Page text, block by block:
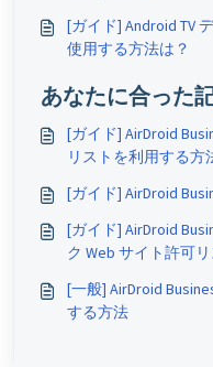
[ガイド] Android TV
使用する方法は？
あなたに合った
[ガイド] AirDroid
リストを利用する方
[ガイド] AirDroid
[ガイド] AirDroid
ク Web サイト許可
[一般] AirDroid
する方法